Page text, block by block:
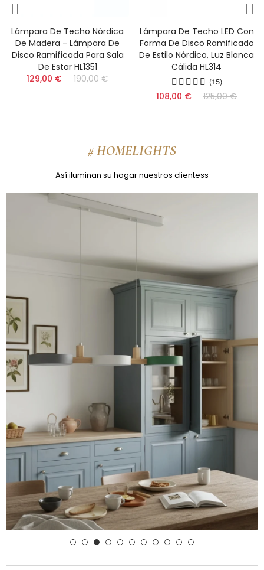
Lámpara De Techo LED Con
Forma De Disco Ramificado
De Estilo Nórdico, Luz Blanca
Cálida HL314
(15)
Lámpara De Techo LED
Nordic Circle - Lámpara De
Múltiples Brazos Para Cocina
HL1355
(17)
159,00 € 210,00 €
# HOMELIGHTS
Así iluminan su hogar nuestros clientess